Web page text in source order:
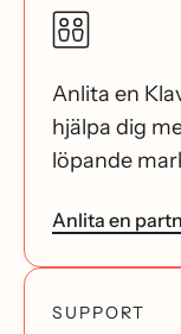
Anlita en
hjälpa dig
löpande
Anlita en
SUPPORT